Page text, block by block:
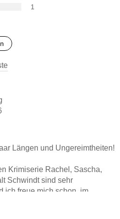
1
Längen und Ungereimtheiten!
Krimiserie Rachel, Sascha,
Schwindt sind sehr
ich freue mich schon, im